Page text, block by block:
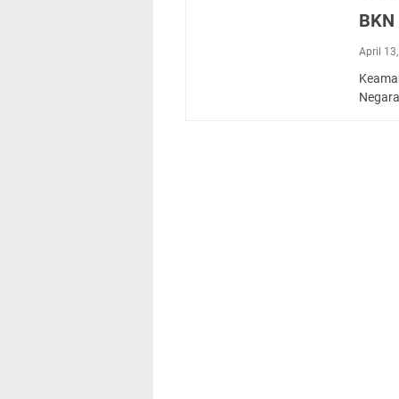
BKN
April